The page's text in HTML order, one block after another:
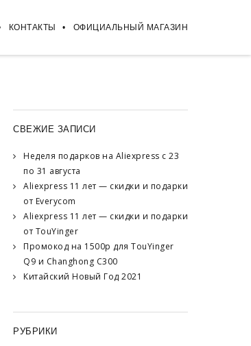
КОНТАКТЫ ОФИЦИАЛЬНЫЙ МАГАЗИН
СВЕЖИЕ ЗАПИСИ
Неделя подарков на Aliexpress с 23
по 31 августа
Aliexpress 11 лет — скидки и подарки
от Everycom
Aliexpress 11 лет — скидки и подарки
от TouYinger
Промокод на 1500р для TouYinger
Q9 и Changhong C300
Китайский Новый Год 2021
РУБРИКИ